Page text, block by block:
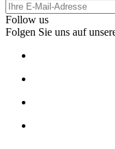
Follow us
Folgen Sie uns auf